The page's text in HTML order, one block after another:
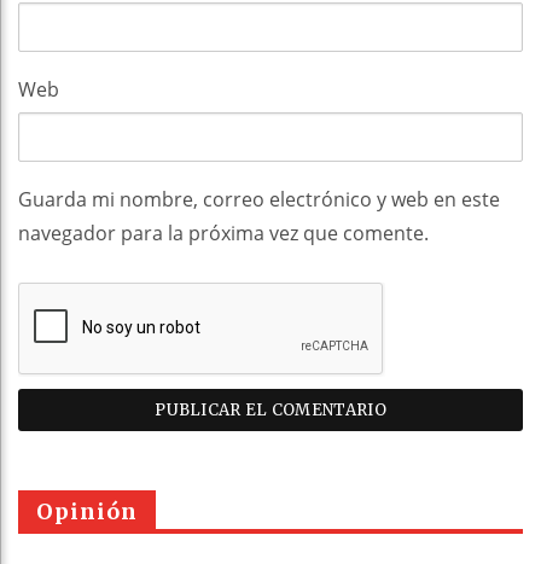
Web
Guarda mi nombre, correo electrónico y web en este
navegador para la próxima vez que comente.
Opinión